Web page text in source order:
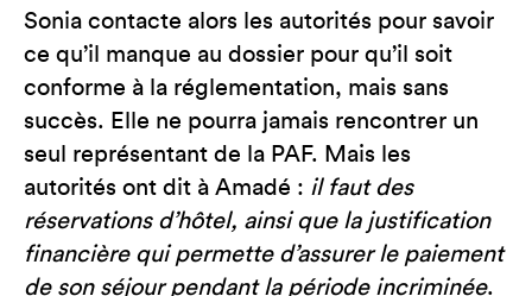
Sonia contacte alors les autorités pour savoir
ce qu’il manque au dossier pour qu’il soit
conforme à la réglementation, mais sans
succès. Elle ne pourra jamais rencontrer un
seul représentant de la PAF. Mais les
autorités ont dit à Amadé : il faut des
réservations d’hôtel, ainsi que la justification
financière qui permette d’assurer le paiement
de son séjour pendant la période incriminée.